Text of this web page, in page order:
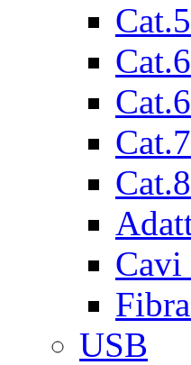
Cat.6
Cat.7
Cavi
USB